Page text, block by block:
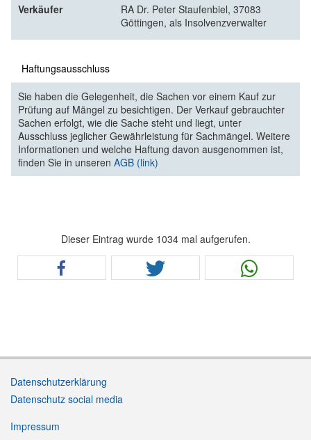
Verkäufer
RA Dr. Peter Staufenbiel, 37083
Göttingen, als Insolvenzverwalter
Haftungsausschluss
Sie haben die Gelegenheit, die Sachen vor einem Kauf zur
Prüfung auf Mängel zu besichtigen. Der Verkauf gebrauchter
Sachen erfolgt, wie die Sache steht und liegt, unter
Ausschluss jeglicher Gewährleistung für Sachmängel. Weitere
Informationen und welche Haftung davon ausgenommen ist,
finden Sie in unseren AGB (link)
Dieser Eintrag wurde 1034 mal aufgerufen.
Datenschutzerklärung
Datenschutz social media
Impressum